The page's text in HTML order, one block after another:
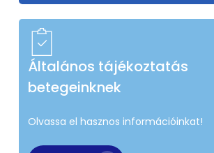
Általános tájékoztatás
betegeinknek
Olvassa el hasznos információinkat!